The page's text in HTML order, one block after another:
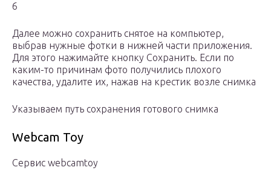
6
Далее можно сохранить снятое на компьютер,
выбрав нужные фотки в нижней части приложения.
Для этого нажимайте кнопку Сохранить. Если по
каким-то причинам фото получились плохого
качества, удалите их, нажав на крестик возле снимка
Указываем путь сохранения готового снимка
Webcam Toy
Сервис webcamtoy